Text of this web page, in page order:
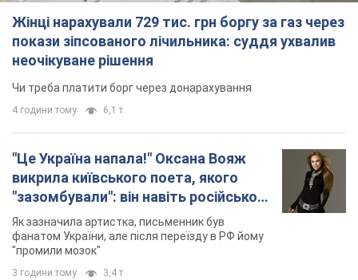
Жінці нарахували 729 тис. грн боргу за газ через
покази зіпсованого лічильника: суддя ухвалив
неочікуване рішення
Чи треба платити борг через донарахування
4 години тому 6,1 т.
"Це Україна напала!" Оксана Вояж
викрила київського поета, якого
"зазомбували": він навіть російської
не знав, а тепер хоче геноциду
українців
Як зазначила артистка, письменник був
фанатом України, але після переїзду в РФ йому
"промили мозок"
3 години тому 3,4 т.